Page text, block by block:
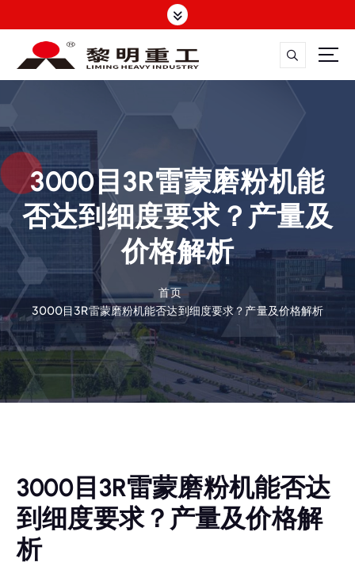
转
容 大修渣磨粉机，矿渣立磨
3000目3R雷蒙磨粉机能
否达到细度要求？产量及
价格解析
首页
3000目3R雷蒙磨粉机能否达到细度要求？产量及价格解析
3000目3R雷蒙磨粉机能否达
到细度要求？产量及价格解
析